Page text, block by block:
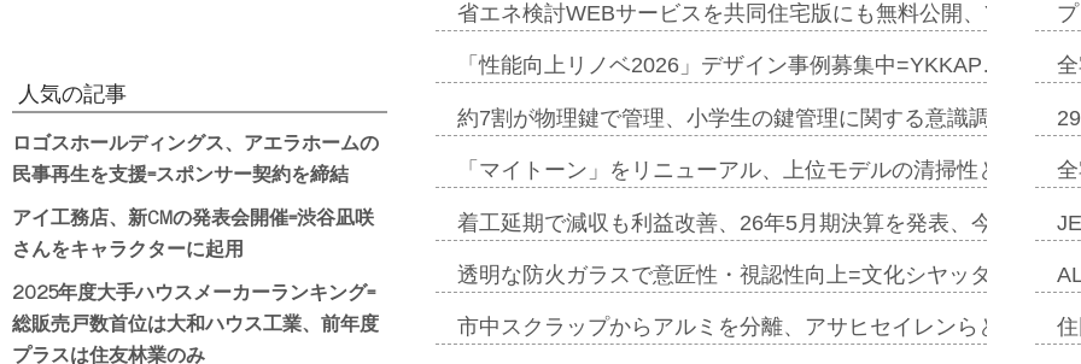
省エネ検討WEBサービスを共同住宅版にも無料公開、YKKAP
「性能向上リノベ2026」デザイン事例募集中=YKKAP…
約7割が物理鍵で管理、小学生の鍵管理に関する意識調査
「マイトーン」をリニューアル、上位モデルの清掃性と安全
着工延期で減収も利益改善、26年5月期決算を発表、今期は増
透明な防火ガラスで意匠性・視認性向上=文化シヤッター…
市中スクラップからアルミを分離、アサヒセイレンらと協働開
人気の記事
ロゴスホールディングス、アエラホームの
民事再生を支援=スポンサー契約を締結
アイ工務店、新CMの発表会開催=渋谷凪咲
さんをキャラクターに起用
2025年度大手ハウスメーカーランキング=
総販売戸数首位は大和ハウス工業、前年度
プラスは住友林業のみ